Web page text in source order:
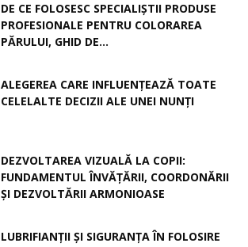
DE CE FOLOSESC SPECIALIȘTII PRODUSE
PROFESIONALE PENTRU COLORAREA
PĂRULUI, GHID DE...
ALEGEREA CARE INFLUENȚEAZĂ TOATE
CELELALTE DECIZII ALE UNEI NUNȚI
DEZVOLTAREA VIZUALĂ LA COPII:
FUNDAMENTUL ÎNVĂȚĂRII, COORDONĂRII
ȘI DEZVOLTĂRII ARMONIOASE
LUBRIFIANȚII ȘI SIGURANȚA ÎN FOLOSIRE